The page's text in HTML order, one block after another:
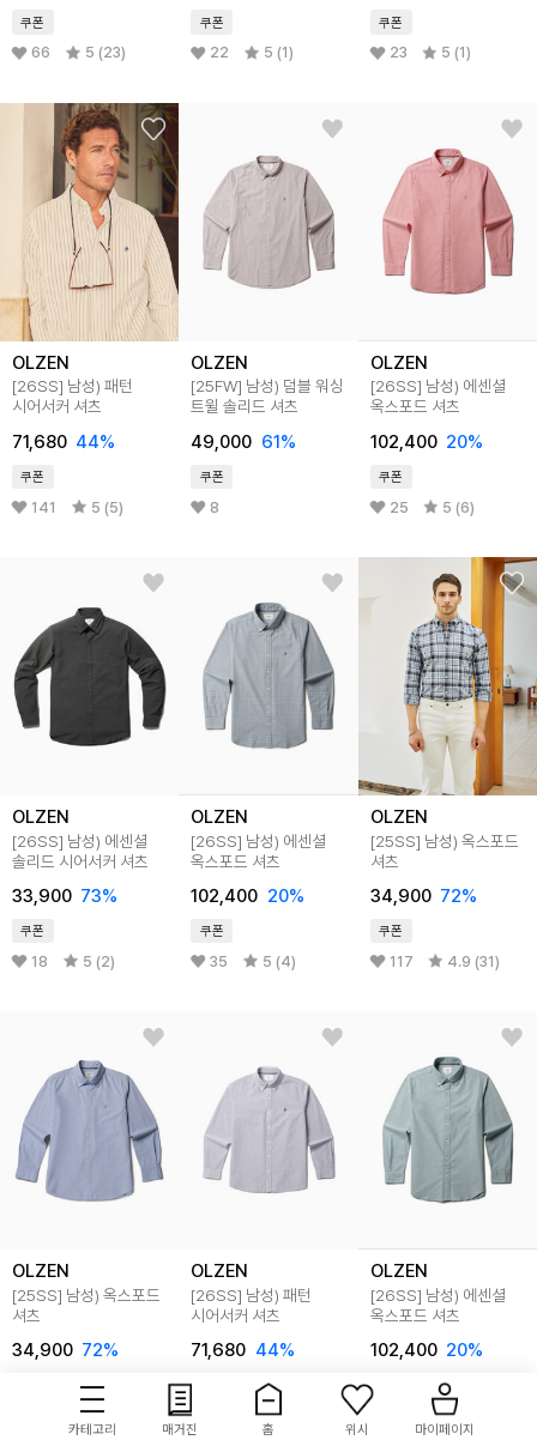
쿠폰
66 5 (23)
쿠폰
22 5 (1)
쿠폰
23 5 (1)
OLZEN
[26SS] 남성) 패턴
시어서커 셔츠
71,680 44%
쿠폰
141 5 (5)
OLZEN
[25FW] 남성) 덤블 워싱
트윌 솔리드 셔츠
49,000 61%
쿠폰
8
OLZEN
[26SS] 남성) 에센셜
옥스포드 셔츠
102,400 20%
쿠폰
25 5 (6)
OLZEN
[26SS] 남성) 에센셜
솔리드 시어서커 셔츠
33,900 73%
쿠폰
18 5 (2)
OLZEN
[26SS] 남성) 에센셜
옥스포드 셔츠
102,400 20%
쿠폰
35 5 (4)
OLZEN
[25SS] 남성) 옥스포드
셔츠
34,900 72%
쿠폰
117 4.9 (31)
OLZEN
[25SS] 남성) 옥스포드
셔츠
34,900 72%
4.8 (70)
OLZEN
[26SS] 남성) 패턴
시어서커 셔츠
71,680 44%
4.8 (6)
OLZEN
[26SS] 남성) 에센셜
옥스포드 셔츠
102,400 20%
5 (18)
카테고리 매거진 홈 위시 마이페이지